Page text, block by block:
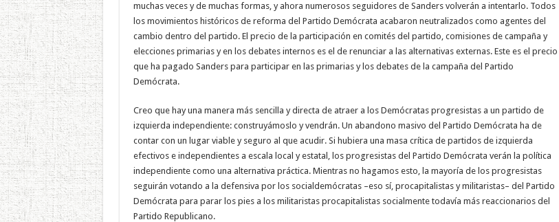
muchas veces y de muchas formas, y ahora numerosos seguidores de Sanders volverán a intentarlo. Todos
los movimientos históricos de reforma del Partido Demócrata acabaron neutralizados como agentes del
cambio dentro del partido. El precio de la participación en comités del partido, comisiones de campaña y
elecciones primarias y en los debates internos es el de renunciar a las alternativas externas. Este es el precio
que ha pagado Sanders para participar en las primarias y los debates de la campaña del Partido
Demócrata.
Creo que hay una manera más sencilla y directa de atraer a los Demócratas progresistas a un partido de
izquierda independiente: construyámoslo y vendrán. Un abandono masivo del Partido Demócrata ha de
contar con un lugar viable y seguro al que acudir. Si hubiera una masa crítica de partidos de izquierda
efectivos e independientes a escala local y estatal, los progresistas del Partido Demócrata verán la política
independiente como una alternativa práctica. Mientras no hagamos esto, la mayoría de los progresistas
seguirán votando a la defensiva por los socialdemócratas –eso sí, procapitalistas y militaristas– del Partido
Demócrata para parar los pies a los militaristas procapitalistas socialmente todavía más reaccionarios del
Partido Republicano.